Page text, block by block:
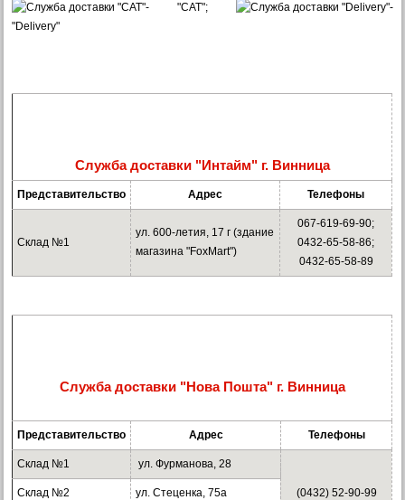
- "САТ";
-
"Delivery"
Служба доставки "Интайм" г. Винница
Представительство Адрес Телефоны
Склад №1
ул. 600-летия, 17 г (здание
магазина "FoxMart")
067-619-69-90;
0432-65-58-86;
0432-65-58-89
Служба доставки "Нова Пошта" г. Винница
Представительство Адрес Телефоны
Склад №1 ул. Фурманова, 28
(0432) 52-90-99
Склад №2 ул. Стеценка, 75а